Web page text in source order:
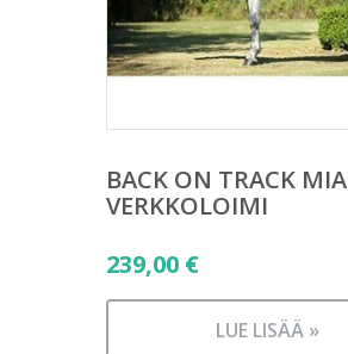
BACK ON TRACK MIA
VERKKOLOIMI
239,00 €
LUE LISÄÄ »